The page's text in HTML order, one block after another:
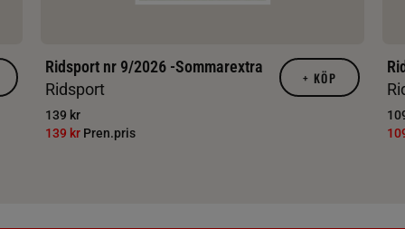
Ridsport nr 9/2026 -Sommarextra
Ridsport
139 kr
139 kr Pren.pris
+ KÖP